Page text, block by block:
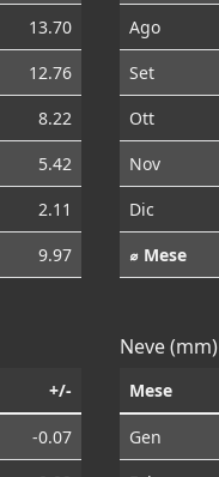
13.70
12.76
8.22
5.42
2.11
9.97
Ago
Set
Ott
Nov
Dic
⌀ Mese
+/-
-0.07
Neve (mm)
Mese
Gen